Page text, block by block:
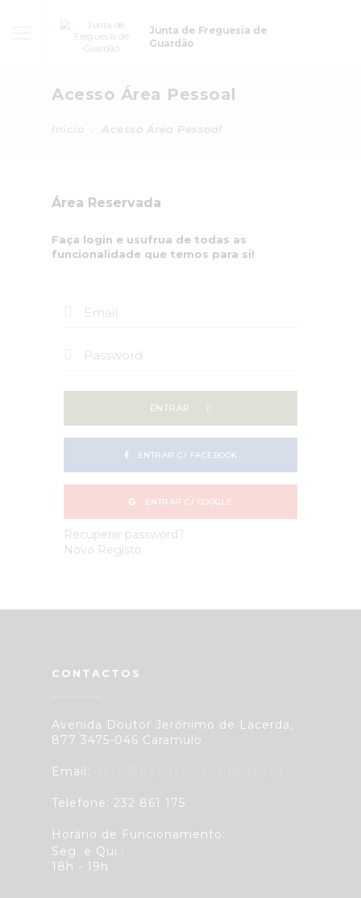
Junta de Freguesia de
Guardão
Acesso Área Pessoal
Acesso Área Pessoal
Área Reservada
Faça login e usufrua de todas as
funcionalidade que temos para si!
ENTRAR
ENTRAR C/ FACEBOOK
ENTRAR C/ GOOGLE
Recuperar password?
Novo Registo
CONTACTOS
Avenida Doutor Jerónimo de Lacerda,
877 3475-046 Caramulo
Email:
Telefone: 232 861 175
Horário de Funcionamento:
Seg. e Qui.:
18h - 19h